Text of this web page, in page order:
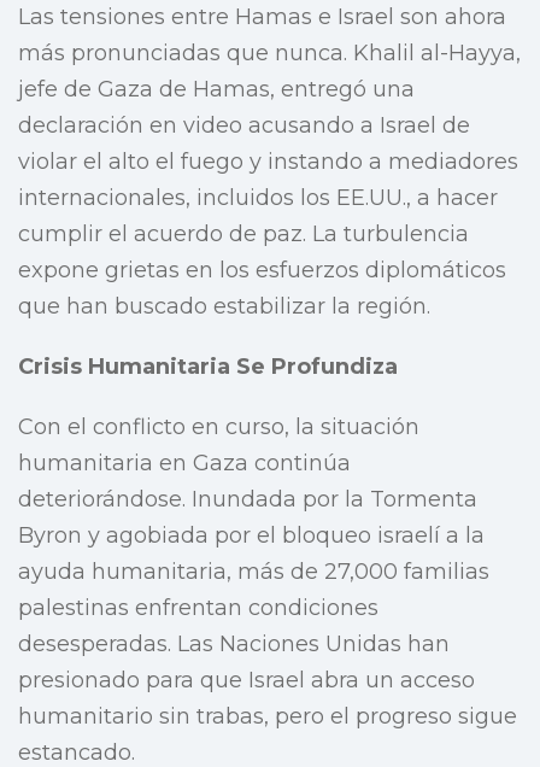
Las tensiones entre Hamas e Israel son ahora
más pronunciadas que nunca. Khalil al-Hayya,
jefe de Gaza de Hamas, entregó una
declaración en video acusando a Israel de
violar el alto el fuego y instando a mediadores
internacionales, incluidos los EE.UU., a hacer
cumplir el acuerdo de paz. La turbulencia
expone grietas en los esfuerzos diplomáticos
que han buscado estabilizar la región.
Crisis Humanitaria Se Profundiza
Con el conflicto en curso, la situación
humanitaria en Gaza continúa
deteriorándose. Inundada por la Tormenta
Byron y agobiada por el bloqueo israelí a la
ayuda humanitaria, más de 27,000 familias
palestinas enfrentan condiciones
desesperadas. Las Naciones Unidas han
presionado para que Israel abra un acceso
humanitario sin trabas, pero el progreso sigue
estancado.